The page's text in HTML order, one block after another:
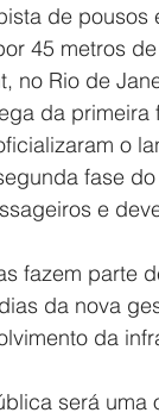
de
45 metros
no Rio de
da
o
fase
e
fazem parte
da nova
da
será